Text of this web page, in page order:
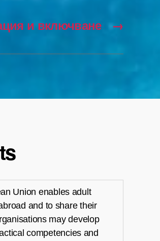
→
и включване
Union enables adult
and to share their
may develop
competencies and